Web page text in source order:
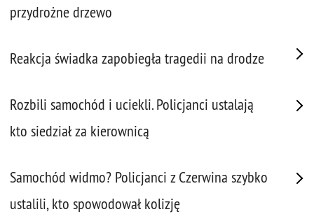
przydrożne drzewo
Reakcja świadka zapobiegła tragedii na drodze
Rozbili samochód i uciekli. Policjanci ustalają
kto siedział za kierownicą
Samochód widmo? Policjanci z Czerwina szybko
ustalili, kto spowodował kolizję